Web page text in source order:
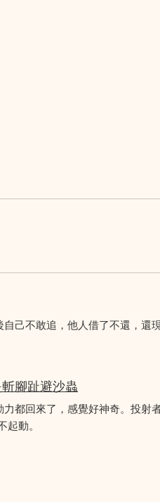
己不敢追，他人借了不還，還
腳趾避沙蟲
都回來了，感覺好神奇。投射
動。